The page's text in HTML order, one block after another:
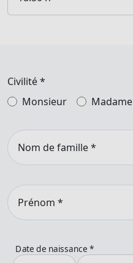
Civilité*
Monsieur
Madame
Nom de famille*
Prénom *
Date de naissance*